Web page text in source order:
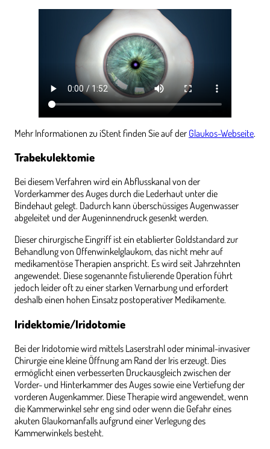
Mehr Informationen zu iStent finden Sie auf der Glaukos-Webseite.
Trabekulektomie
Bei diesem Verfahren wird ein Abflusskanal von der
Vorderkammer des Auges durch die Lederhaut unter die
Bindehaut gelegt. Dadurch kann überschüssiges Augenwasser
abgeleitet und der Augeninnendruck gesenkt werden.
Dieser chirurgische Eingriff ist ein etablierter Goldstandard zur
Behandlung von Offenwinkelglaukom, das nicht mehr auf
medikamentöse Therapien anspricht. Es wird seit Jahrzehnten
angewendet. Diese sogenannte fistulierende Operation führt
jedoch leider oft zu einer starken Vernarbung und erfordert
deshalb einen hohen Einsatz postoperativer Medikamente.
Iridektomie/Iridotomie
Bei der Iridotomie wird mittels Laserstrahl oder minimal-invasiver
Chirurgie eine kleine Öffnung am Rand der Iris erzeugt. Dies
ermöglicht einen verbesserten Druckausgleich zwischen der
Vorder- und Hinterkammer des Auges sowie eine Vertiefung der
vorderen Augenkammer. Diese Therapie wird angewendet, wenn
die Kammerwinkel sehr eng sind oder wenn die Gefahr eines
akuten Glaukomanfalls aufgrund einer Verlegung des
Kammerwinkels besteht.